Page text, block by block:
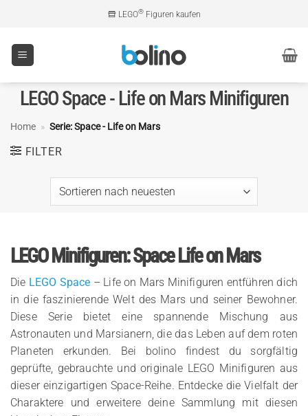
springen
LEGO®Figuren kaufen
LEGO Space - Life on Mars Minifiguren
Home » Serie: Space - Life on Mars
FILTER
LEGO Minifiguren: Space Life on Mars
Die LEGO Space – Life on Mars Minifiguren entführen dich
in die faszinierende Welt des Mars und seiner Bewohner.
Diese Serie bietet eine spannende Mischung aus
Astronauten und Marsianern, die das Leben auf dem roten
Planeten erkunden. Bei bolino findest du sorgfältig
geprüfte, gebrauchte und originale LEGO Minifiguren aus
dieser einzigartigen Space-Reihe. Entdecke die Vielfalt der
Charaktere und erweitere deine Sammlung mit diesen